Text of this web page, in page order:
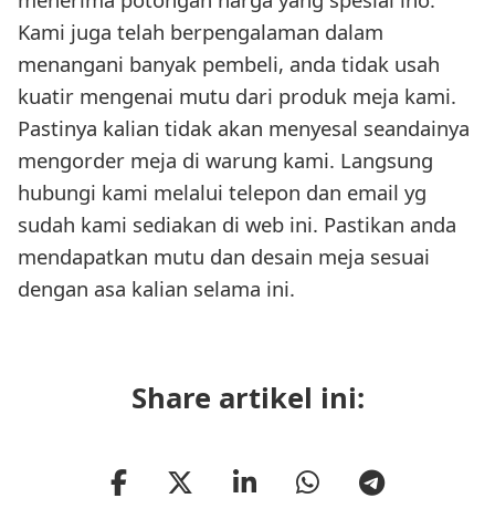
Kami juga telah berpengalaman dalam
menangani banyak pembeli, anda tidak usah
kuatir mengenai mutu dari produk meja kami.
Pastinya kalian tidak akan menyesal seandainya
mengorder meja di warung kami. Langsung
hubungi kami melalui telepon dan email yg
sudah kami sediakan di web ini. Pastikan anda
mendapatkan mutu dan desain meja sesuai
dengan asa kalian selama ini.
Share artikel ini: